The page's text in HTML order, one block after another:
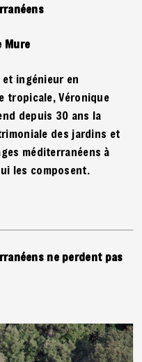
Mure
ingénieur en
tropicale, Véronique
depuis 30 ans la
des jardins et
méditerranéens à
les composent.
ne perdent pas